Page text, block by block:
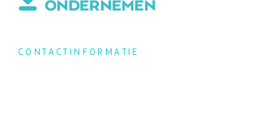
CONTACTINFORMATIE